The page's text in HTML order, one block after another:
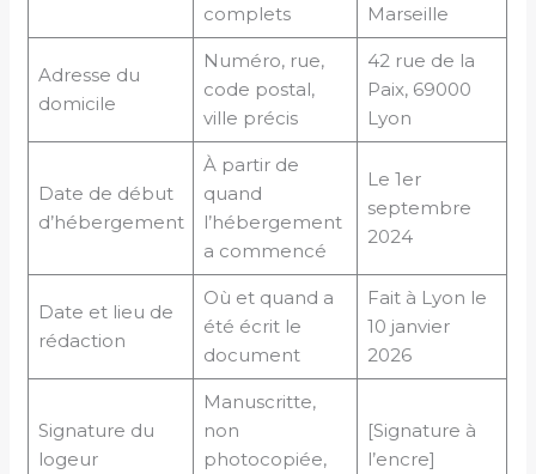
complets
Marseille
Adresse du
domicile
Numéro, rue,
code postal,
ville précis
42 rue de la
Paix, 69000
Lyon
Date de début
d’hébergement
À partir de
quand
l’hébergement
a commencé
Le 1er
septembre
2024
Date et lieu de
rédaction
Où et quand a
été écrit le
document
Fait à Lyon le
10 janvier
2026
Signature du
logeur
Manuscritte,
non
photocopiée,
[Signature à
l’encre]